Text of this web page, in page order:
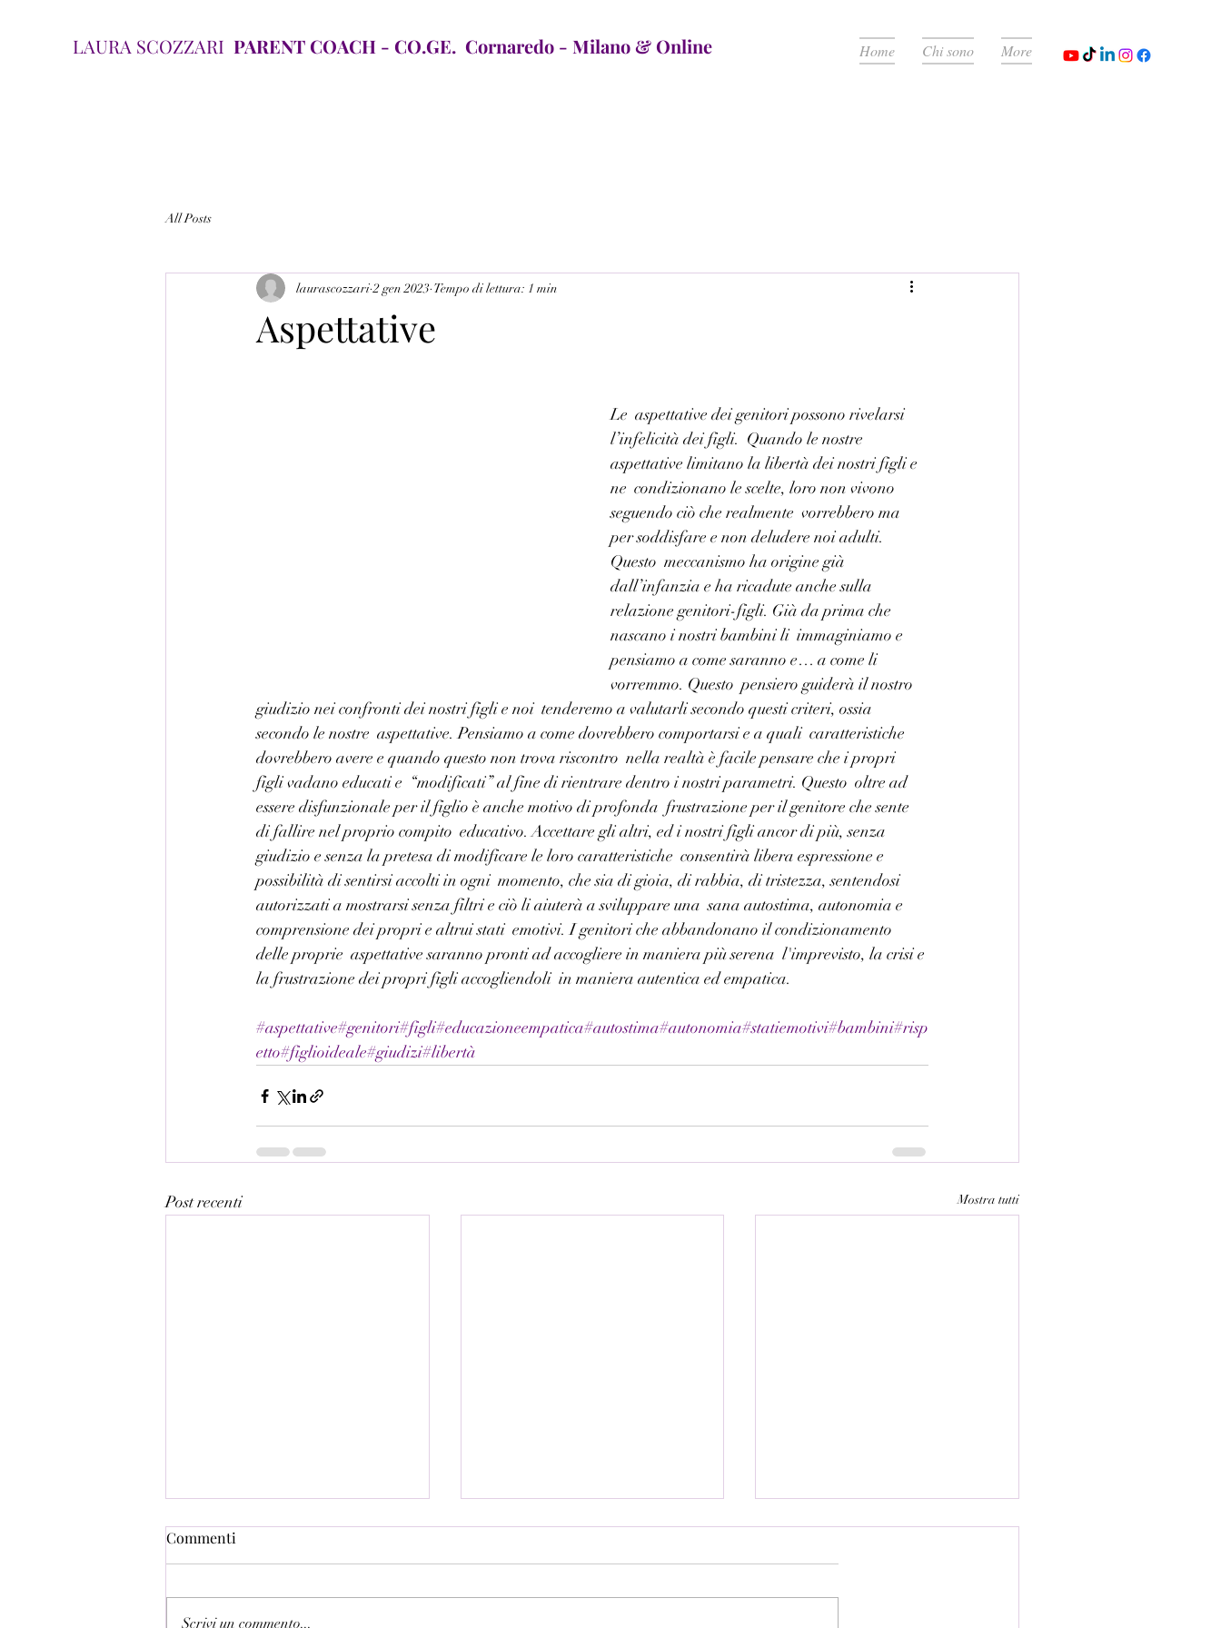
LAURA SCOZZARI PARENT COACH - CO.GE. Cornaredo - Milano & Online Home Chi sono More
All Posts
Aspettative
laurascozzari 2 gen 2023 Tempo di lettura: 1 min
Le  aspettative dei genitori possono rivelarsi
l’infelicità dei figli.  Quando le nostre
aspettative limitano la libertà dei nostri figli e
ne  condizionano le scelte, loro non vivono
seguendo ciò che realmente  vorrebbero ma
per soddisfare e non deludere noi adulti.
Questo  meccanismo ha origine già
dall’infanzia e ha ricadute anche sulla
relazione genitori-figli. Già da prima che
nascano i nostri bambini li  immaginiamo e
pensiamo a come saranno e… a come li
vorremmo. Questo  pensiero guiderà il nostro
giudizio nei confronti dei nostri figli e noi  tenderemo a valutarli secondo questi criteri, ossia
secondo le nostre  aspettative. Pensiamo a come dovrebbero comportarsi e a quali  caratteristiche
dovrebbero avere e quando questo non trova riscontro  nella realtà è facile pensare che i propri
figli vadano educati e  “modificati” al fine di rientrare dentro i nostri parametri. Questo  oltre ad
essere disfunzionale per il figlio è anche motivo di profonda  frustrazione per il genitore che sente
di fallire nel proprio compito  educativo. Accettare gli altri, ed i nostri figli ancor di più, senza
giudizio e senza la pretesa di modificare le loro caratteristiche  consentirà libera espressione e
possibilità di sentirsi accolti in ogni  momento, che sia di gioia, di rabbia, di tristezza, sentendosi
autorizzati a mostrarsi senza filtri e ciò li aiuterà a sviluppare una  sana autostima, autonomia e
comprensione dei propri e altrui stati  emotivi. I genitori che abbandonano il condizionamento
delle proprie  aspettative saranno pronti ad accogliere in maniera più serena  l'imprevisto, la crisi e
la frustrazione dei propri figli accogliendoli  in maniera autentica ed empatica.
#aspettative#genitori#figli#educazioneempatica#autostima#autonomia#statiemotivi#bambini#risp
etto#figlioideale#giudizi#libertà
Post recenti Mostra tutti
Commenti
Scrivi un commento...